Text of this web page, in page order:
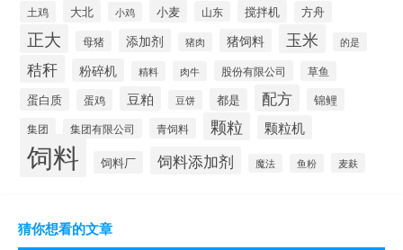
土鸡 大北 小鸡 小麦 山东 搅拌机 方舟
正大 母猪 添加剂 猪肉 猪饲料 玉米 的是
秸秆 粉碎机 精料 肉牛 股份有限公司 草鱼
蛋白质 蛋鸡 豆粕 豆饼 都是 配方 锦鲤
集团 集团有限公司 青饲料 颗粒 颗粒机
饲料 饲料厂 饲料添加剂 魔法 鱼粉 麦麸
猜你想看的文章